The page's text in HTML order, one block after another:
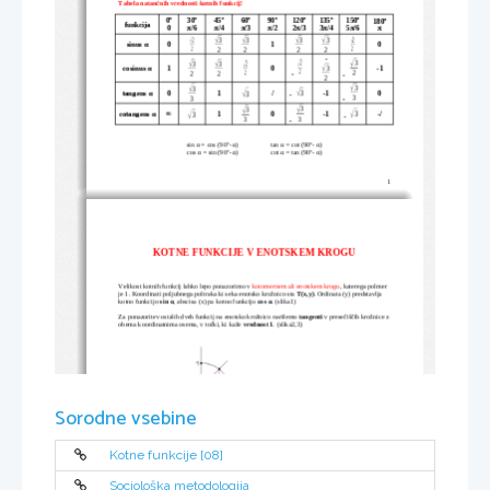
Tabela natančnih vrednosti kotnih funkcij!
funkcija
0º
0
30º
/6
45º
/4
60º
/3
90º
/2
120º
2/3
135º
3/4
150º
5/6
180º

sinus α 0 √2
2
√3
2
√3
2
1 √3
2
√3
2
√2
0
cosinus α 1 √3
2
√3
2
√2
2
0
-
√
-
√3
2
-
√3
2
-1
tangens α 0 √3
3
1 √3 / - √3
-1
-
√3
3
0
cotangens α  √3 1 √3
3
0
-
√3
3
-1 - √3 -/
sin α = cos (90º- α)                   tan α = cot (90º- α)
cos α = sin (90º- α)                   cot α = tan (90º- α)
1
KOTNE FUNKCIJE V ENOTSKEM KROGU
Velikost kotnih funkcij lahko lepo ponazorimo v kotomernem ali enotskem krogu , katerega polmer
je 1. Koordinati poljubnega poltraka ki seka enotsko krožnico sta T(x,y). Ordinata (y) predstavlja
kotno funkcijo sin α, abscisa (x) pa kotno funkcijo cos α . (slika1)
Za ponazoritev ostalih dveh funkcij na enotsko krožnico narišemo tangenti v presečiščih krožnice z
obema koordinatnima osema, v točki, ki kaže vrednost 1 . (slika2,3)
Sorodne vsebine
Kotne funkcije [08]
Sociološka metodologija